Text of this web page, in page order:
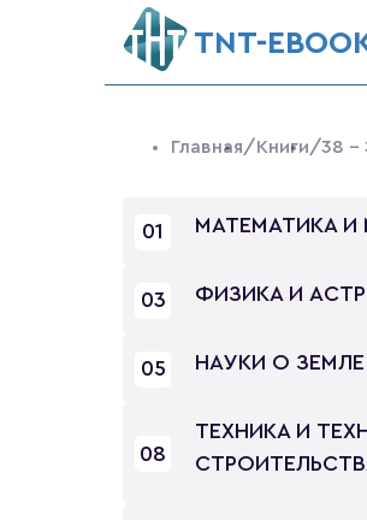
ТNT-
Главная/Книги/38 -
01 МАТЕМАТИКА И
03 ФИЗИКА И
05 НАУКИ О ЗЕМЛЕ
08
ТЕХНИКА И